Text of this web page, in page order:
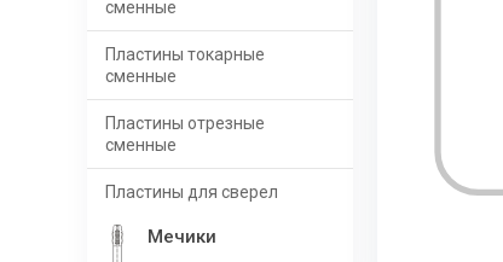
сменные
Пластины токарные
сменные
Пластины отрезные
сменные
Пластины для сверел
Мечики